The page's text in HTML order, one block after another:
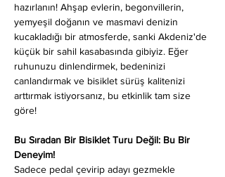
hazırlanın! Ahşap evlerin, begonvillerin,
yemyeşil doğanın ve masmavi denizin
kucakladığı bir atmosferde, sanki Akdeniz'de
küçük bir sahil kasabasında gibiyiz. Eğer
ruhunuzu dinlendirmek, bedeninizi
canlandırmak ve bisiklet sürüş kalitenizi
arttırmak istiyorsanız, bu etkinlik tam size
göre!
Bu Sıradan Bir Bisiklet Turu Değil: Bu Bir
Deneyim!
Sadece pedal çevirip adayı gezmekle